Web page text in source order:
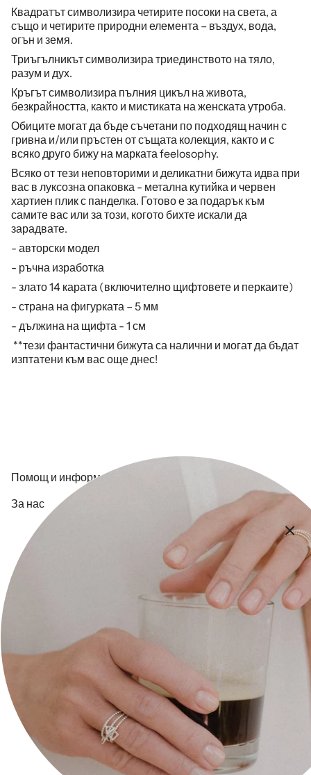
Квадратът символизира четирите посоки на света, а
също и четирите природни елемента – въздух, вода,
огън и земя.
Триъгълникът символизира триединството на тяло,
разум и дух.
Кръгът символизира пълния цикъл на живота,
безкрайността, както и мистиката на женската утроба.
Обиците могат да бъде съчетани по подходящ начин с
гривна и/или пръстен от същата колекция, както и с
всяко друго бижу на марката feelosophy.
Всяко от тези неповторими и деликатни бижута идва при
вас в луксозна опаковка - метална кутийка и червен
хартиен плик с панделка. Готово е за подарък към
самите вас или за този, когото бихте искали да
зарадвате.
- авторски модел
- ръчна изработка
- злато 14 карата (включително щифтовете и перкаите)
- страна на фигурката – 5 мм
- дължина на щифта - 1 см
**тези фантастични бижута са налични и могат да бъдат
изптатени към вас още днес!
Помощ и информация
За нас
Контакт
Плащане и доставка
Общи Условия
Политика за поверителност
Икономическа обосновка
Следете ни на:
Facebook
Instagram